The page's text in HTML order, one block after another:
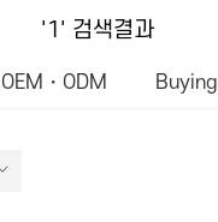
'1' 검색결과
OEM・ODM Buying